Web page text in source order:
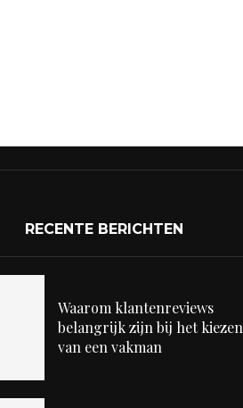
RECENTE BERICHTEN
Waarom klantenreviews
belangrijk zijn bij het kiezen
van een vakman